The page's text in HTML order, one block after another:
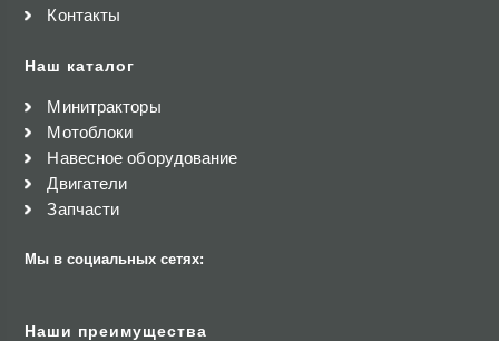
Контакты
Наш каталог
Минитракторы
Мотоблоки
Навесное оборудование
Двигатели
Запчасти
Мы в социальных сетях:
Наши преимущества